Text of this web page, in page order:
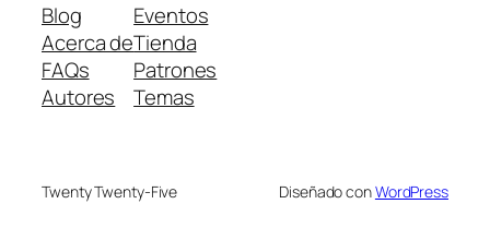
Blog
Acerca de
FAQs
Autores
Eventos
Tienda
Patrones
Temas
Twenty Twenty-Five Diseñado conWordPress